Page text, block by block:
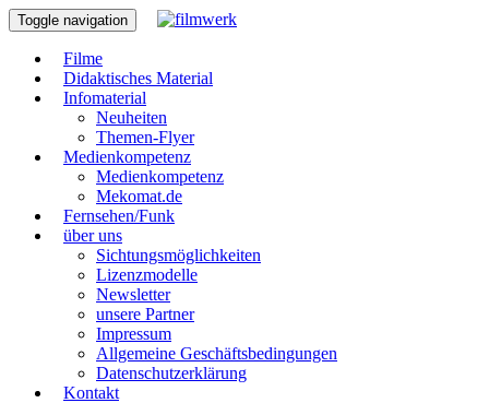
Toggle navigation
Filme
Didaktisches Material
Infomaterial
Neuheiten
Themen-Flyer
Medienkompetenz
Medienkompetenz
Mekomat.de
Fernsehen/Funk
über uns
Sichtungsmöglichkeiten
Lizenzmodelle
Newsletter
unsere Partner
Impressum
Allgemeine Geschäftsbedingungen
Datenschutzerklärung
Kontakt